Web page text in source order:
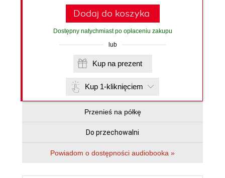
Dodaj do koszyka
Dostępny natychmiast po opłaceniu zakupu
lub
Kup na prezent
Kup 1-kliknięciem
Przenieś na półkę
Do przechowalni
Powiadom o dostępności audiobooka »